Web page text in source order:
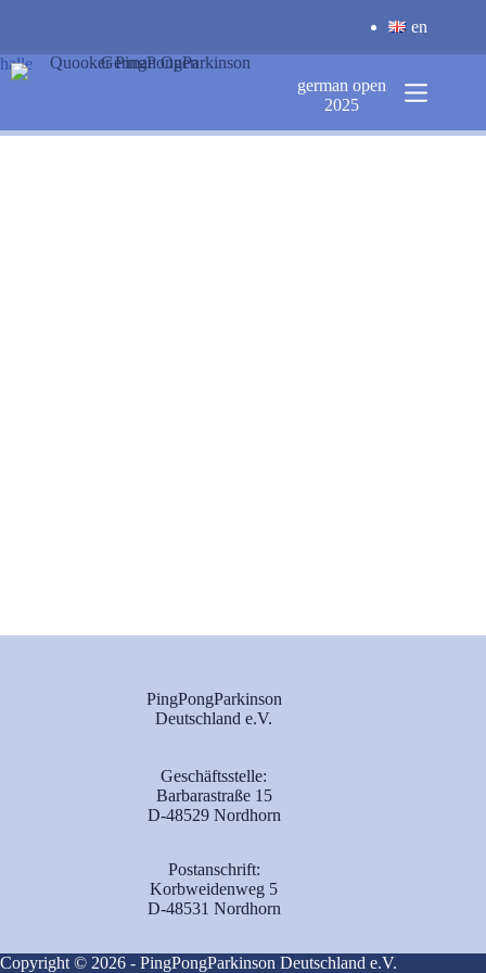
en
german open
2025
halle
PingPongParkinson
Deutschland e.V.
Geschäftsstelle:
Barbarastraße 15
D-48529 Nordhorn
Postanschrift:
Korbweidenweg 5
D-48531 Nordhorn
Copyright © 2026 - PingPongParkinson Deutschland e.V.